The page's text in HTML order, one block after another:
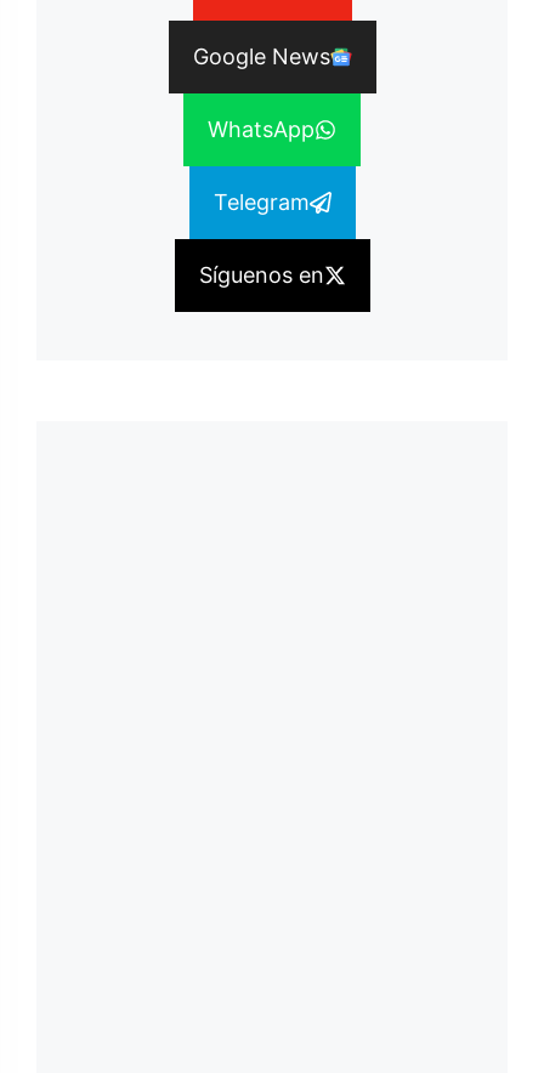
Google News
WhatsApp
Telegram
Síguenos en